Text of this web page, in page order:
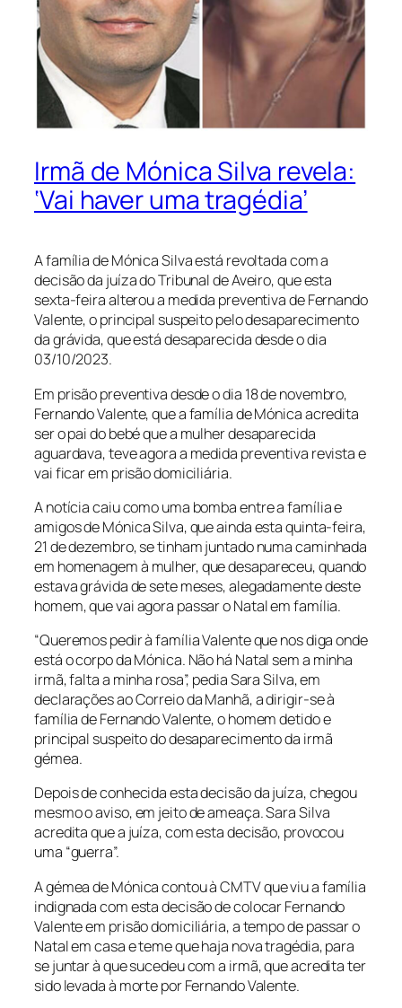
Irmã de Mónica Silva revela:
‘Vai haver uma tragédia’
A família de Mónica Silva está revoltada com a
decisão da juíza do Tribunal de Aveiro, que esta
sexta-feira alterou a medida preventiva de Fernando
Valente, o principal suspeito pelo desaparecimento
da grávida, que está desaparecida desde o dia
03/10/2023.
Em prisão preventiva desde o dia 18 de novembro,
Fernando Valente, que a família de Mónica acredita
ser o pai do bebé que a mulher desaparecida
aguardava, teve agora a medida preventiva revista e
vai ficar em prisão domiciliária.
A notícia caiu como uma bomba entre a família e
amigos de Mónica Silva, que ainda esta quinta-feira,
21 de dezembro, se tinham juntado numa caminhada
em homenagem à mulher, que desapareceu, quando
estava grávida de sete meses, alegadamente deste
homem, que vai agora passar o Natal em família.
“Queremos pedir à família Valente que nos diga onde
está o corpo da Mónica. Não há Natal sem a minha
irmã, falta a minha rosa”, pedia Sara Silva, em
declarações ao Correio da Manhã, a dirigir-se à
família de Fernando Valente, o homem detido e
principal suspeito do desaparecimento da irmã
gémea.
Depois de conhecida esta decisão da juíza, chegou
mesmo o aviso, em jeito de ameaça. Sara Silva
acredita que a juíza, com esta decisão, provocou
uma “guerra”.
A gémea de Mónica contou à CMTV que viu a família
indignada com esta decisão de colocar Fernando
Valente em prisão domiciliária, a tempo de passar o
Natal em casa e teme que haja nova tragédia, para
se juntar à que sucedeu com a irmã, que acredita ter
sido levada à morte por Fernando Valente.